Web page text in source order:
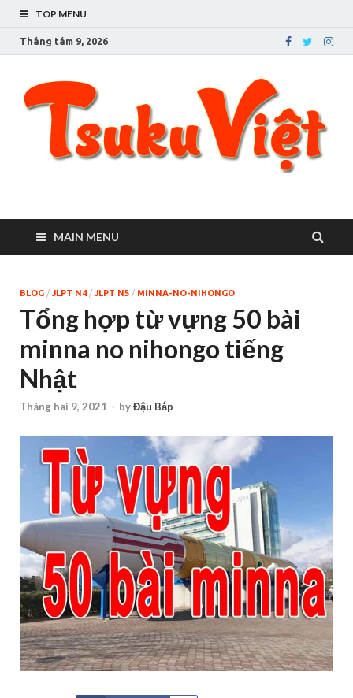
TOP MENU
Tháng tám 9, 2026
Tsuku Việt – Cuộc sống
ở thành phố Tsukuba
MAIN MENU
BLOG / JLPT N4/ JLPT N5 / MINNA-NO-NIHONGO
Tổng hợp từ vựng 50 bài
minna no nihongo tiếng
Nhật
Tháng hai 9, 2021 - byĐậu Bắp